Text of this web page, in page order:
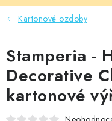
HURÁ DÍLNA
VŠECHNO ZBOŽÍ
KNIHAŘSKÝ MATERIÁL
Kartonové ozdoby
Stamperia -
Decorative
kartonové